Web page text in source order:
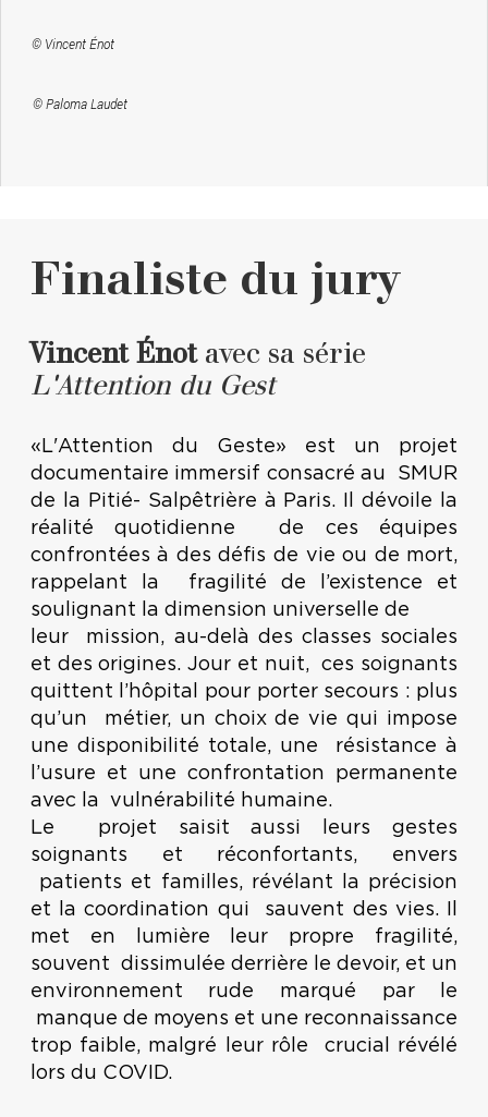
© Vincent Énot
© Paloma Laudet
Finaliste du jury
Vincent Énotavec sa série
L'Attention du Gest
«L'Attention du Geste» est un projet
documentaire immersif consacré au SMUR
de la Pitié- Salpêtrière à Paris. Il dévoile la
réalité quotidienne de ces équipes
confrontées à des défis de vie ou de mort,
rappelant la fragilité de l’existence et
soulignant la dimension universelle de
leur mission, au-delà des classes sociales
et des origines. Jour et nuit, ces soignants
quittent l’hôpital pour porter secours : plus
qu’un métier, un choix de vie qui impose
une disponibilité totale, une résistance à
l’usure et une confrontation permanente
avec la vulnérabilité humaine.
Le projet saisit aussi leurs gestes
soignants et réconfortants, envers
patients et familles, révélant la précision
et la coordination qui sauvent des vies. Il
met en lumière leur propre fragilité,
souvent dissimulée derrière le devoir, et un
environnement rude marqué par le
manque de moyens et une reconnaissance
trop faible, malgré leur rôle crucial révélé
lors du COVID.